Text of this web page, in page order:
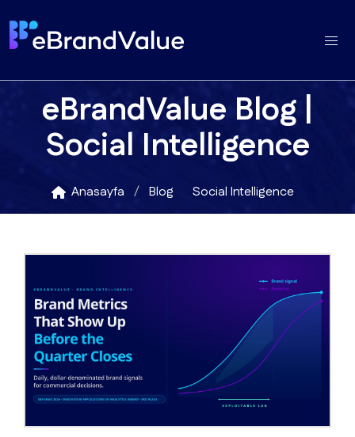
eBrandValue Blog |
Social Intelligence
Anasayfa Blog Social Intelligence